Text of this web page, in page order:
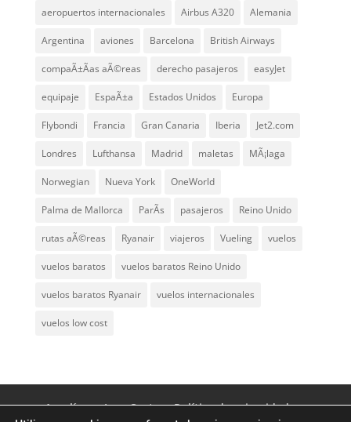
aeropuertos internacionales Airbus A320 Alemania
Argentina aviones Barcelona British Airways
compaÃ±Ã­as aÃ©reas derecho pasajeros easyJet
equipaje EspaÃ±a Estados Unidos Europa
Flybondi Francia Gran Canaria Iberia Jet2.com
Londres Lufthansa Madrid maletas MÃ¡laga
Norwegian Nueva York OneWorld
Palma de Mallorca ParÃ­s pasajeros Reino Unido
rutas aÃ©reas Ryanair viajeros Vueling vuelos
vuelos baratos vuelos baratos Reino Unido
vuelos baratos Ryanair vuelos internacionales
vuelos low cost
Aerolíneas Low Cost
Política de privacidad